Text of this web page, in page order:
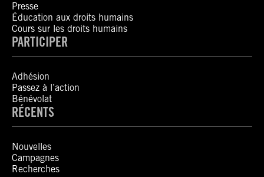
Presse
Éducation aux droits humains
Cours sur les droits humains
PARTICIPER
Adhésion
Passez à l’action
Bénévolat
RÉCENTS
Nouvelles
Campagnes
Recherches